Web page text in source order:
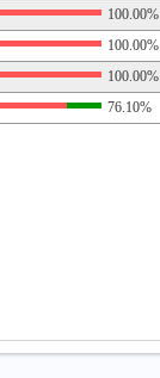
100.00%
100.00%
100.00%
76.10%